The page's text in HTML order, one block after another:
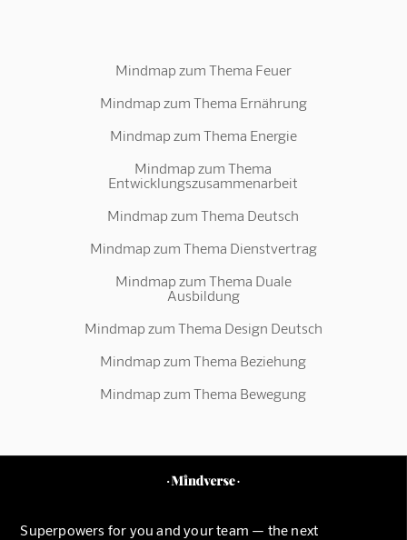
Mindmap zum Thema Feuer
Mindmap zum Thema Ernährung
Mindmap zum Thema Energie
Mindmap zum Thema
Entwicklungszusammenarbeit
Mindmap zum Thema Deutsch
Mindmap zum Thema Dienstvertrag
Mindmap zum Thema Duale
Ausbildung
Mindmap zum Thema Design Deutsch
Mindmap zum Thema Beziehung
Mindmap zum Thema Bewegung
Superpowers for you and your team — the next